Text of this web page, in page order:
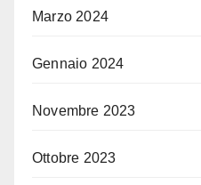
Marzo 2024
Gennaio 2024
Novembre 2023
Ottobre 2023